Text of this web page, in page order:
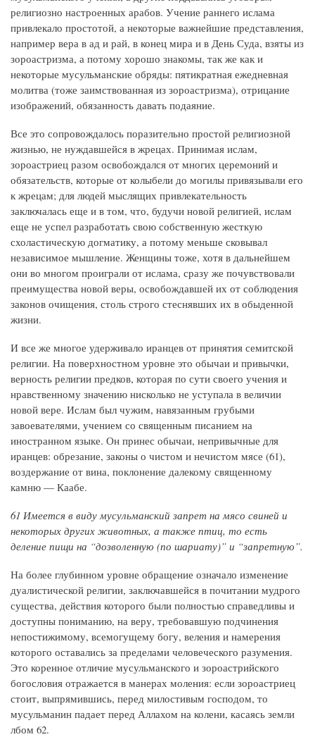
религиозно настроенных арабов. Учение раннего ислама
привлекало простотой, а некоторые важнейшие представления,
например вера в ад и рай, в конец мира и в День Суда, взяты из
зороастризма, а потому хорошо знакомы, так же как и
некоторые мусульманские обряды: пятикратная ежедневная
молитва (тоже заимствованная из зороастризма), отрицание
изображений, обязанность давать подаяние.
Все это сопровождалось поразительно простой религиозной
жизнью, не нуждавшейся в жрецах. Принимая ислам,
зороастриец разом освобождался от многих церемоний и
обязательств, которые от колыбели до могилы привязывали его
к жрецам; для людей мыслящих привлекательность
заключалась еще и в том, что, будучи новой религией, ислам
еще не успел разработать свою собственную жесткую
схоластическую догматику, а потому меньше сковывал
независимое мышление. Женщины тоже, хотя в дальнейшем
они во многом проиграли от ислама, сразу же почувствовали
преимущества новой веры, освобождавшей их от соблюдения
законов очищения, столь строго стеснявших их в обыденной
жизни.
И все же многое удерживало иранцев от принятия семитской
религии. На поверхностном уровне это обычаи и привычки,
верность религии предков, которая по сути своего учения и
нравственному значению нисколько не уступала в величии
новой вере. Ислам был чужим, навязанным грубыми
завоевателями, учением со священным писанием на
иностранном языке. Он принес обычаи, непривычные для
иранцев: обрезание, законы о чистом и нечистом мясе (61),
воздержание от вина, поклонение далекому священному
камню — Каабе.
61 Имеется в виду мусульманский запрет на мясо свиней и
некоторых других животных, а также птиц, то есть
деление пищи на “дозволенную (по шариату)” и “запретную”.
На более глубинном уровне обращение означало изменение
дуалистической религии, заключавшейся в почитании мудрого
существа, действия которого были полностью справедливы и
доступны пониманию, на веру, требовавшую подчинения
непостижимому, всемогущему богу, веления и намерения
которого оставались за пределами человеческого разумения.
Это коренное отличие мусульманского и зороастрийского
богословия отражается в манерах моления: если зороастриец
стоит, выпрямившись, перед милостивым господом, то
мусульманин падает перед Аллахом на колени, касаясь земли
лбом 62.